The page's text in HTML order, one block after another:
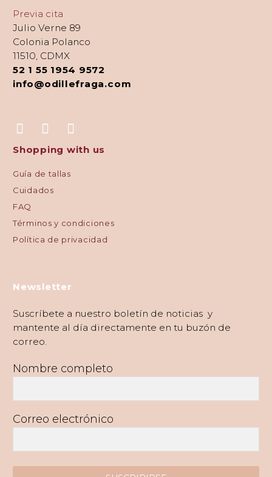
Previa cita
Julio Verne 89
Colonia Polanco
11510, CDMX
52 1 55 1954 9572
info@odillefraga.com
Shopping with us
Guía de tallas
Cuidados
FAQ
Términos y condiciones
Política de privacidad
Newsletter
Suscríbete a nuestro boletín de noticias y
mantente al día directamente en tu buzón de
correo.
Nombre completo
Correo electrónico